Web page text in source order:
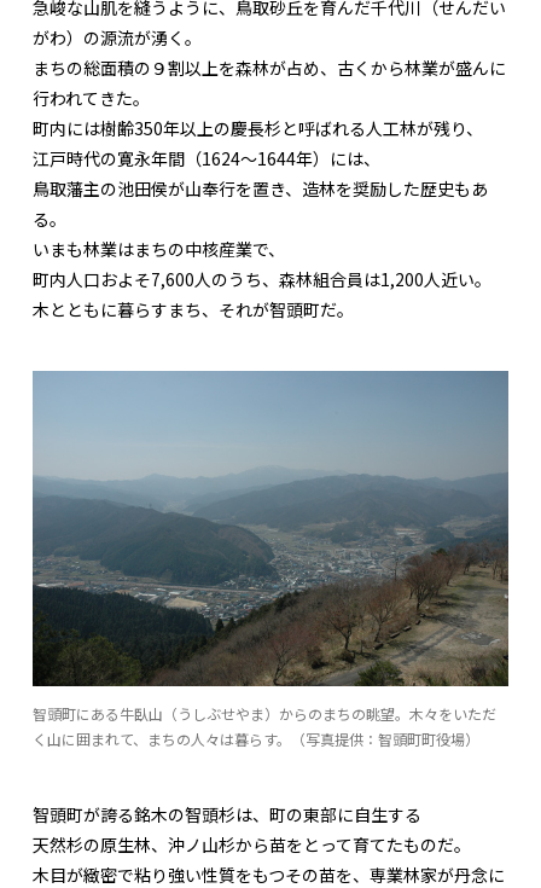
急峻な山肌を縫うように、鳥取砂丘を育んだ千代川（せんだい
がわ）の源流が湧く。
まちの総面積の９割以上を森林が占め、古くから林業が盛んに
行われてきた。
町内には樹齢350年以上の慶長杉と呼ばれる人工林が残り、
江戸時代の寛永年間（1624〜1644年）には、
鳥取藩主の池田侯が山奉行を置き、造林を奨励した歴史もあ
る。
いまも林業はまちの中核産業で、
町内人口およそ7,600人のうち、森林組合員は1,200人近い。
木とともに暮らすまち、それが智頭町だ。
智頭町にある牛臥山（うしぶせやま）からのまちの眺望。木々をいただ
く山に囲まれて、まちの人々は暮らす。（写真提供：智頭町町役場）
智頭町が誇る銘木の智頭杉は、町の東部に自生する
天然杉の原生林、沖ノ山杉から苗をとって育てたものだ。
木目が緻密で粘り強い性質をもつその苗を、専業林家が丹念に